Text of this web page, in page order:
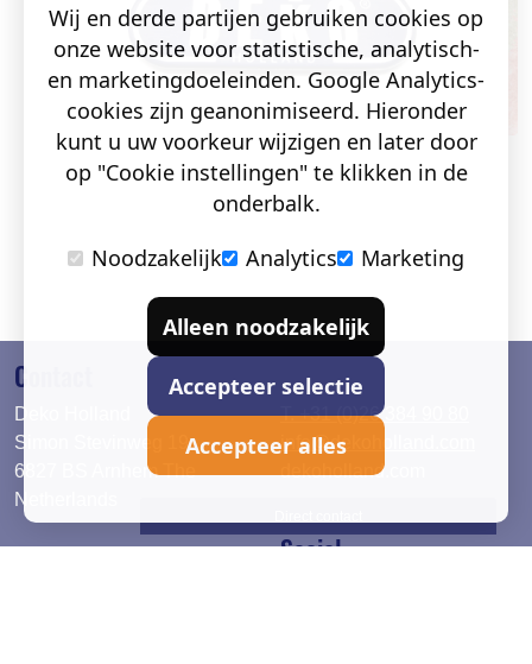
Contact
Deko Holland
Simon Stevinweg 19
6827 BS Arnhem The
Netherlands
T. +31 (0)26 384 90 80
info@dekoholland.com
dekoholland.com
Social
Wij en derde partijen gebruiken cookies op
onze website voor statistische, analytisch-
en marketingdoeleinden. Google Analytics-
cookies zijn geanonimiseerd. Hieronder
kunt u uw voorkeur wijzigen en later door
op "Cookie instellingen" te klikken in de
onderbalk.
Noodzakelijk
Analytics Marketing
Alleen noodzakelijk
Accepteer selectie
Accepteer alles